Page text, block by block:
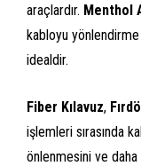
araçlardır. Menthol
kabloyu
idealdir.
Fiber Kılavuz,
işlemleri sırasında
önlenmesini ve daha